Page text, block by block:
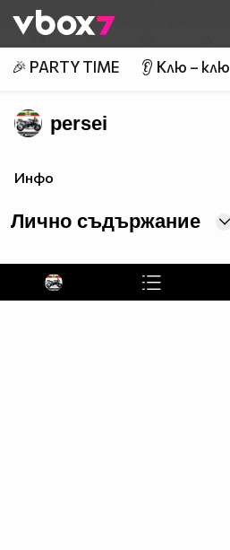
👾
🎉 PARTY TIME 👂 Клю – клю
persei
Инфо
Лично съдържание